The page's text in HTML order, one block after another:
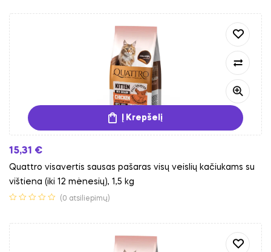
Į Krepšelį
15,31 €
Quattro visavertis sausas pašaras visų veislių kačiukams su
vištiena (iki 12 mėnesių), 1,5 kg
(0 atsiliepimų)